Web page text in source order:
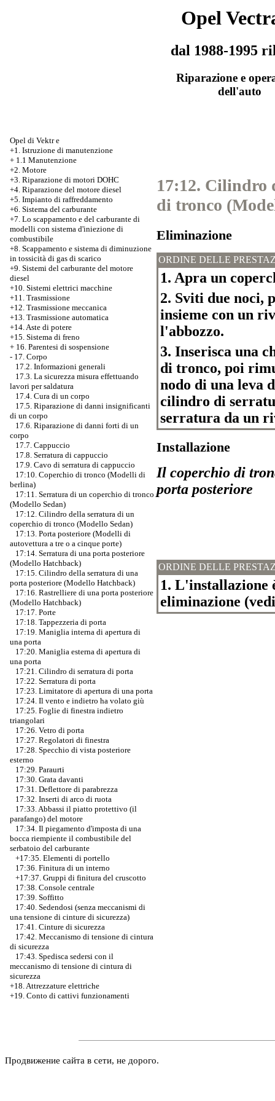
Opel
dal 1988-1995
Riparazione e
dell'auto
Opel di Vektr e
+1. Istruzione di manutenzione
+ 1.1 Manutenzione
+2. Motore
+3. Riparazione di motori DOHC
+4. Riparazione del motore diesel
+5. Impianto di raffreddamento
+6. Sistema del carburante
+7. Lo scappamento e del carburante di
modelli con sistema d'iniezione di
combustibile
+8. Scappamento e sistema di diminuzione
in tossicità di gas di scarico
+9. Sistemi del carburante del motore
diesel
+10. Sistemi elettrici macchine
+11. Trasmissione
+12. Trasmissione meccanica
+13. Trasmissione automatica
+14. Aste di potere
+15. Sistema di freno
+ 16. Parentesi di sospensione
- 17. Corpo
17.2. Informazioni generali
17.3. La sicurezza misura effettuando
lavori per saldatura
17.4. Cura di un corpo
17.5. Riparazione di danni insignificanti
di un corpo
17.6. Riparazione di danni forti di un
corpo
17.7. Cappuccio
17.8. Serratura di cappuccio
17.9. Cavo di serratura di cappuccio
17:10. Coperchio di tronco (Modelli di
berlina)
17:11. Serratura di un coperchio di tronco
(Modello Sedan)
17:12. Cilindro della serratura di un
coperchio di tronco (Modello Sedan)
17:13. Porta posteriore (Modelli di
autovettura a tre o a cinque porte)
17:14. Serratura di una porta posteriore
(Modello Hatchback)
17:15. Cilindro della serratura di una
porta posteriore (Modello Hatchback)
17:16. Rastrelliere di una porta posteriore
(Modello Hatchback)
17:17. Porte
17:18. Tappezzeria di porta
17:19. Maniglia interna di apertura di
una porta
17:20. Maniglia esterna di apertura di
una porta
17:21. Cilindro di serratura di porta
17:22. Serratura di porta
17:23. Limitatore di apertura di una porta
17:24. Il vento e indietro ha volato giù
17:25. Foglie di finestra indietro
triangolari
17:26. Vetro di porta
17:27. Regolatori di finestra
17:28. Specchio di vista posteriore
esterno
17:29. Paraurti
17:30. Grata davanti
17:31. Deflettore di parabrezza
17:32. Inserti di arco di ruota
17:33. Abbassi il piatto protettivo (il
parafango) del motore
17:34. Il piegamento d'imposta di una
bocca riempiente il combustibile del
serbatoio del carburante
+17:35. Elementi di portello
17:36. Finitura di un interno
+17:37. Gruppi di finitura del cruscotto
17:38. Console centrale
17:39. Soffitto
17:40. Sedendosi (senza meccanismi di
una tensione di cinture di sicurezza)
17:41. Cinture di sicurezza
17:42. Meccanismo di tensione di cintura
di sicurezza
17:43. Spedisca sedersi con il
meccanismo di tensione di cintura di
sicurezza
+18. Attrezzature elettriche
+19. Conto di cattivi funzionamenti
17:12. Cilindro
di tronco
Eliminazione
ORDINE DELLE
1. Apra un
2. Sviti due noci,
insieme con un
l'abbozzo.
3. Inserisca una
di tronco, poi
nodo di una leva
cilindro di
serratura da un
Installazione
Il coperchio di
porta posteriore
ORDINE DELLE
1. L'installazione
eliminazione
Продвижение сайта в сети, не дорого.